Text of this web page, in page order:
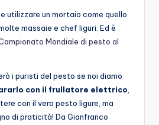
utilizzare un mortaio come quello
massaie e chef liguri. Ed è
Mondiale di pesto al
i puristi del pesto se noi diamo
con il frullatore elettrico
con il vero pesto ligure, ma
di praticità! Da Gianfranco